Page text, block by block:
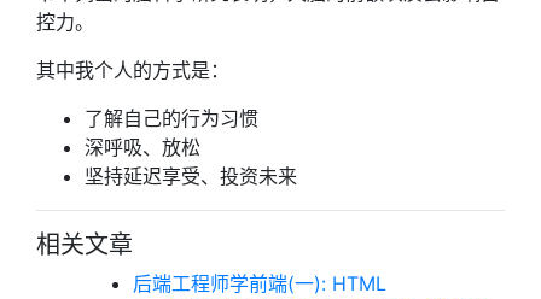
控力。
其中我个人的方式是：
了解自己的行为习惯
深呼吸、放松
坚持延迟享受、投资未来
相关文章
后端工程师学前端(一): HTML